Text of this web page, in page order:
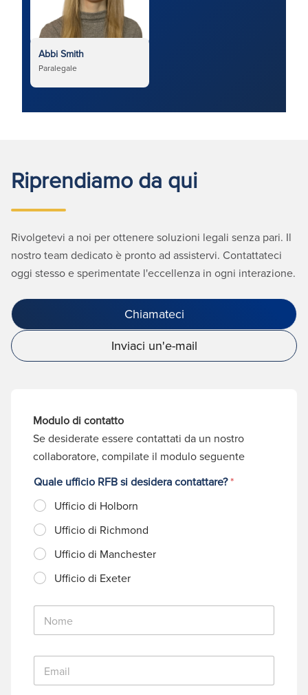
Abbi Smith
Paralegale
Riprendiamo da qui
Rivolgetevi a noi per ottenere soluzioni legali senza pari. Il
nostro team dedicato è pronto ad assistervi. Contattateci
oggi stesso e sperimentate l'eccellenza in ogni interazione.
Chiamateci
Inviaci un'e-mail
Modulo di contatto
Se desiderate essere contattati da un nostro
collaboratore, compilate il modulo seguente
Quale ufficio RFB si desidera contattare?*
Ufficio di Holborn
Ufficio di Richmond
Ufficio di Manchester
Ufficio di Exeter
N
m
E
a